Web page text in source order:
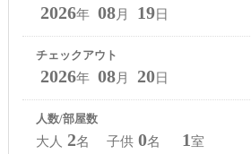
2026年 08月 19日
チェックアウト
2026年 08月 20日
人数/部屋数
大人 2名 子供 0名 1室